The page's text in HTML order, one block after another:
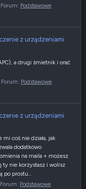
Forum: Podstawowe
z urządzeniami
a drugi śmietnik i orać
Forum: Podstawowe
z urządzeniami
coś nie działa, jak
dodatkowo
na maila + możesz
ty nie korzystasz i wolisz
po prostu...
Forum: Podstawowe